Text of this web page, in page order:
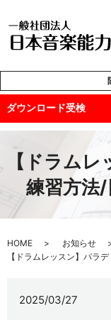
ダウンロード受検
【ドラム
練習方法
HOME
お知らせ
【ドラムレッスン】パラ
2025/03/27